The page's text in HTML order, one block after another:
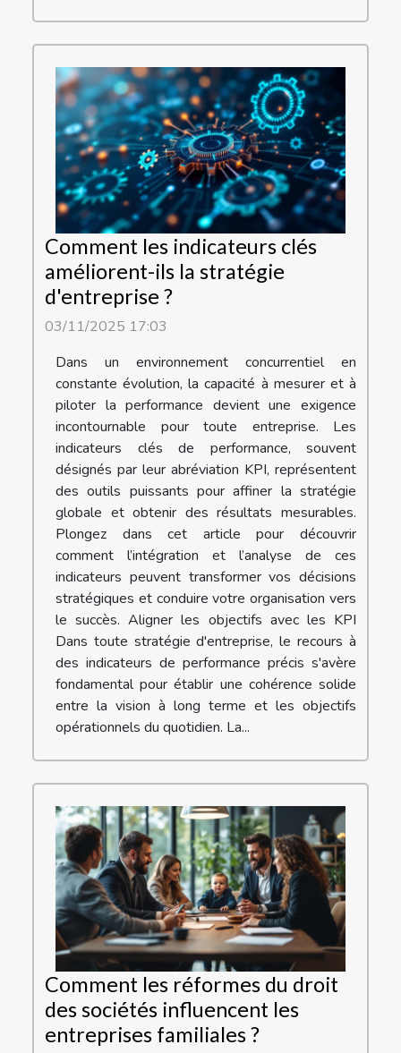
Comment les indicateurs clés
améliorent-ils la stratégie
d'entreprise ?
03/11/2025 17:03
Dans un environnement concurrentiel en
constante évolution, la capacité à mesurer et à
piloter la performance devient une exigence
incontournable pour toute entreprise. Les
indicateurs clés de performance, souvent
désignés par leur abréviation KPI, représentent
des outils puissants pour affiner la stratégie
globale et obtenir des résultats mesurables.
Plongez dans cet article pour découvrir
comment l’intégration et l’analyse de ces
indicateurs peuvent transformer vos décisions
stratégiques et conduire votre organisation vers
le succès. Aligner les objectifs avec les KPI
Dans toute stratégie d'entreprise, le recours à
des indicateurs de performance précis s'avère
fondamental pour établir une cohérence solide
entre la vision à long terme et les objectifs
opérationnels du quotidien. La...
Comment les réformes du droit
des sociétés influencent les
entreprises familiales ?